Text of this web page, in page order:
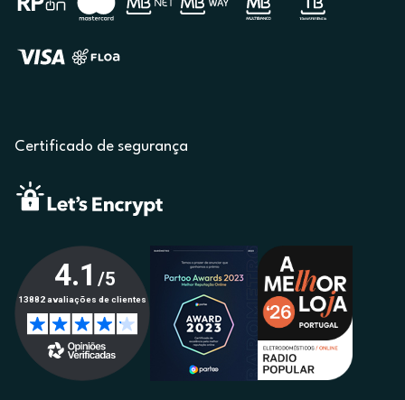
Certificado de segurança